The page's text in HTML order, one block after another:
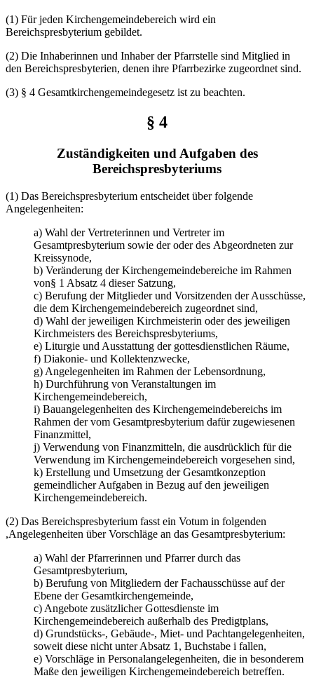
(1) Für jeden Kirchengemeindebereich wird ein
Bereichspresbyterium gebildet.
(2) Die Inhaberinnen und Inhaber der Pfarrstelle sind Mitglied in
den Bereichspresbyterien, denen ihre Pfarrbezirke zugeordnet sind.
(3) § 4 Gesamtkirchengemeindegesetz ist zu beachten.
§ 4
Zuständigkeiten und Aufgaben des
Bereichspresbyteriums
(1) Das Bereichspresbyterium entscheidet über folgende
Angelegenheiten:
a) Wahl der Vertreterinnen und Vertreter im
Gesamtpresbyterium sowie der oder des Abgeordneten zur
Kreissynode,
b) Veränderung der Kirchengemeindebereiche im Rahmen
von§ 1 Absatz 4 dieser Satzung,
c) Berufung der Mitglieder und Vorsitzenden der Ausschüsse,
die dem Kirchengemeindebereich zugeordnet sind,
d) Wahl der jeweiligen Kirchmeisterin oder des jeweiligen
Kirchmeisters des Bereichspresbyteriums,
e) Liturgie und Ausstattung der gottesdienstlichen Räume,
f) Diakonie- und Kollektenzwecke,
g) Angelegenheiten im Rahmen der Lebensordnung,
h) Durchführung von Veranstaltungen im
Kirchengemeindebereich,
i) Bauangelegenheiten des Kirchengemeindebereichs im
Rahmen der vom Gesamtpresbyterium dafür zugewiesenen
Finanzmittel,
j) Verwendung von Finanzmitteln, die ausdrücklich für die
Verwendung im Kirchengemeindebereich vorgesehen sind,
k) Erstellung und Umsetzung der Gesamtkonzeption
gemeindlicher Aufgaben in Bezug auf den jeweiligen
Kirchengemeindebereich.
(2) Das Bereichspresbyterium fasst ein Votum in folgenden
,Angelegenheiten über Vorschläge an das Gesamtpresbyterium:
a) Wahl der Pfarrerinnen und Pfarrer durch das
Gesamtpresbyterium,
b) Berufung von Mitgliedern der Fachausschüsse auf der
Ebene der Gesamtkirchengemeinde,
c) Angebote zusätzlicher Gottesdienste im
Kirchengemeindebereich außerhalb des Predigtplans,
d) Grundstücks-, Gebäude-, Miet- und Pachtangelegenheiten,
soweit diese nicht unter Absatz 1, Buchstabe i fallen,
e) Vorschläge in Personalangelegenheiten, die in besonderem
Maße den jeweiligen Kirchengemeindebereich betreffen.